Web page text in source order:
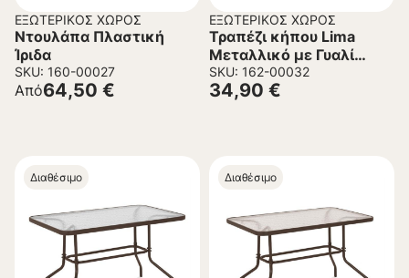
ΕΞΩΤΕΡΙΚΌΣ ΧΏΡΟΣ
Ντουλάπα Πλαστική
Ίριδα
SKU: 160-00027
Από64,50 €
ΕΞΩΤΕΡΙΚΌΣ ΧΏΡΟΣ
Τραπέζι κήπου Lima
Μεταλλικό με Γυαλί
Καφέ Φ60×70 εκ.
SKU: 162-00032
34,90 €
Διαθέσιμο Διαθέσιμο